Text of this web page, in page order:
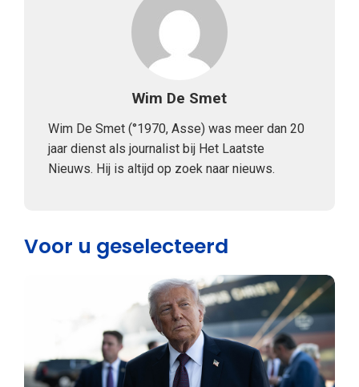
Wim De Smet
Wim De Smet (°1970, Asse) was meer dan 20
jaar dienst als journalist bij Het Laatste
Nieuws. Hij is altijd op zoek naar nieuws.
Voor u geselecteerd